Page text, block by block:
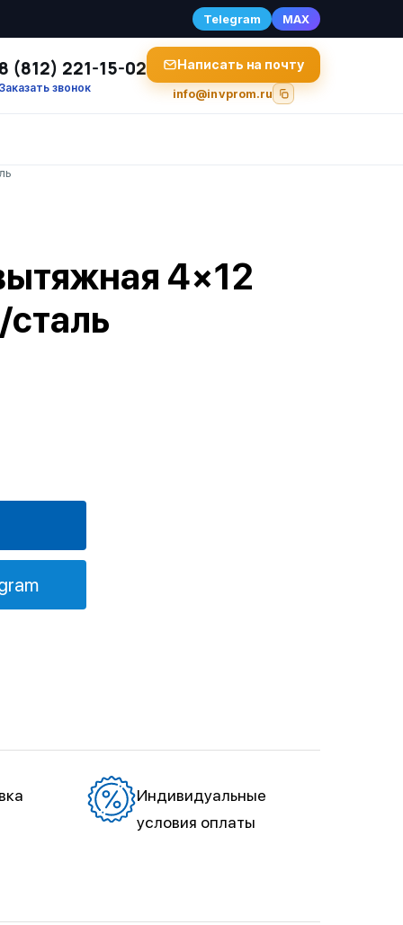
Telegram MAX
(812) 221-15-02
звонок
Написать на почту
info@invprom.ru
4×12
Индивидуальные
условия оплаты